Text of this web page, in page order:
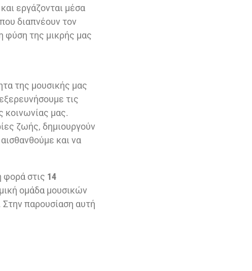
εργάζονται μέσα
διαπνέουν τον
φύση της μικρής μας
της μουσικής μας
τις
κοινωνίας μας.
ζωής, δημιουργούν
και να
φορά στις 14
ομάδα μουσικών
παρουσίαση αυτή